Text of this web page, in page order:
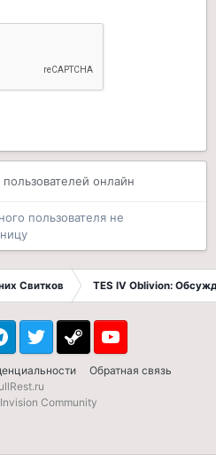
пользователей онлайн
пользователя не
Свитков TES IV Oblivion:
Обратная связь
Twitter Steam Youtube
Community